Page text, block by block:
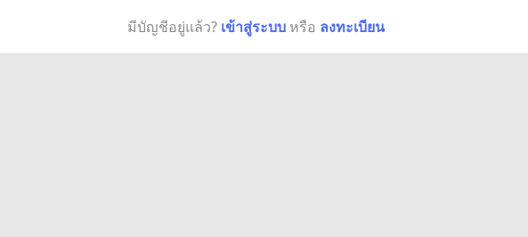
มีบัญชีอยู่แล้ว? เข้าสู่ระบบ หรือ ลงทะเบียน